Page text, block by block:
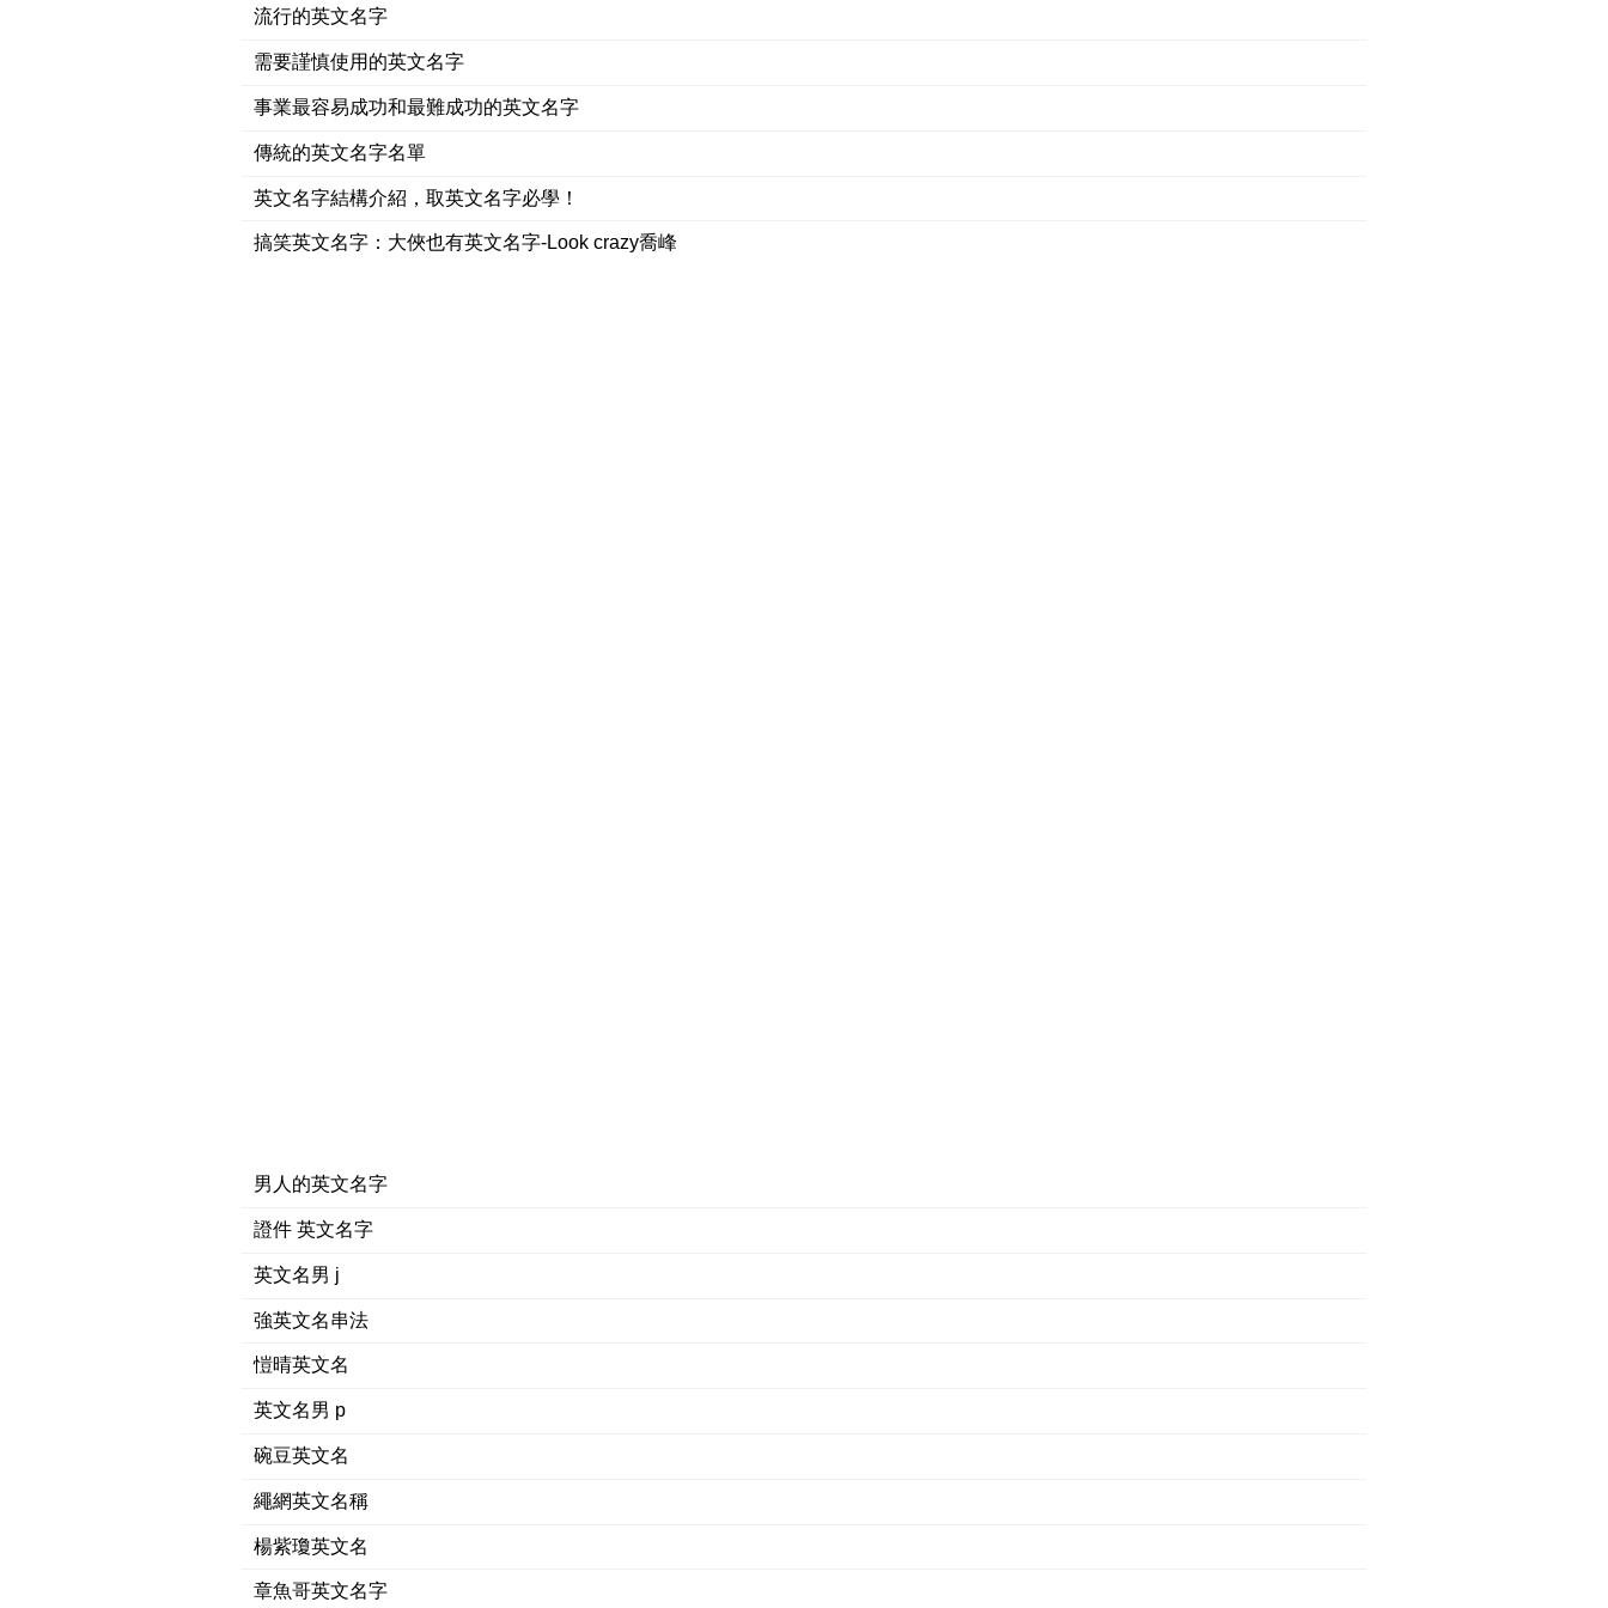
流行的英文名字
需要謹慎使用的英文名字
事業最容易成功和最難成功的英文名字
傳統的英文名字名單
英文名字結構介紹，取英文名字必學！
搞笑英文名字：大俠也有英文名字-Look crazy喬峰
男人的英文名字
證件 英文名字
英文名男 j
強英文名串法
愷晴英文名
英文名男 p
碗豆英文名
繩網英文名稱
楊紫瓊英文名
章魚哥英文名字